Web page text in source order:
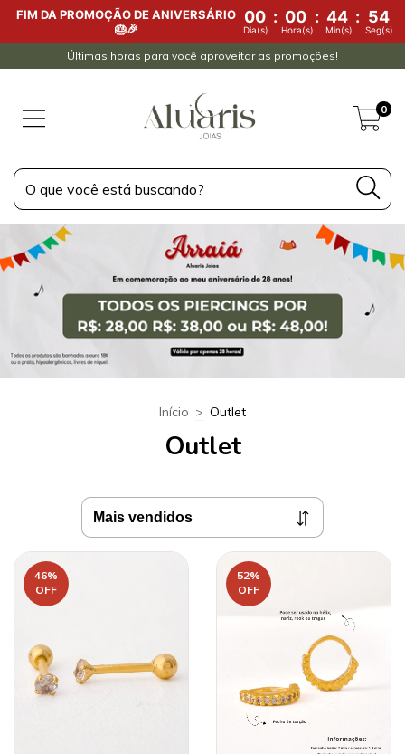
FIM DA PROMOÇÃO DE ANIVERSÁRIO
🎂🎉
00 : 00 : 44 : 52
Dia(s) Hora(s) Min(s) Seg(s)
Últimas horas para você aproveitar as promoções!
0
Início > Outlet
Outlet
46%
OFF
52%
OFF